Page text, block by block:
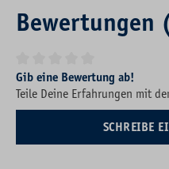
Bewertungen
Durchschnittliche Bewertung von
Gib eine Bewertung ab!
Teile Deine Erfahrungen mit
SCHREIBE